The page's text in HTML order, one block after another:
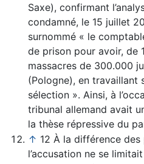
Saxe), confirmant
condamné, le 15 juillet
surnommé « le
de prison pour avoir, de 1942 à 1944, participé aux
massacres de 300.000
(Pologne), en travaillant
sélection ». Ainsi, à
tribunal allemand avait
la thèse répressive du
↑ 12 À la différence
l’accusation ne se